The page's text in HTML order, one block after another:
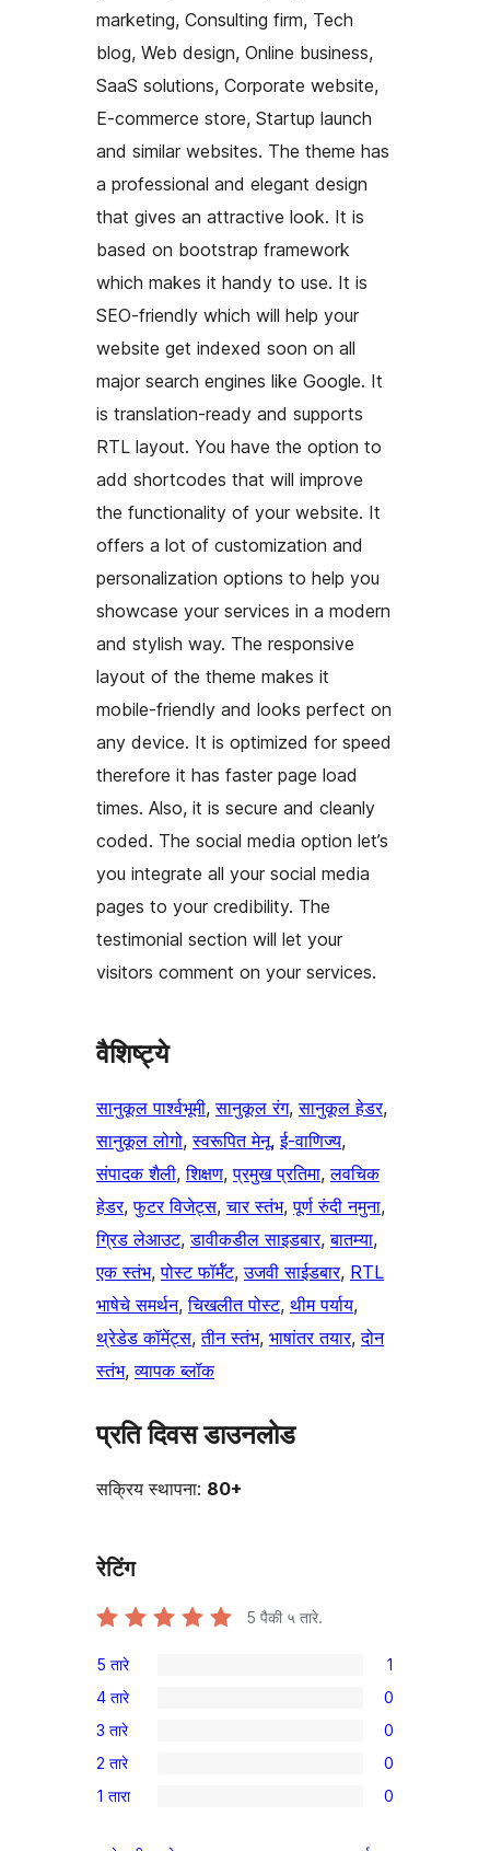
marketing, Consulting firm, Tech
blog, Web design, Online business,
SaaS solutions, Corporate website,
E-commerce store, Startup launch
and similar websites. The theme has
a professional and elegant design
that gives an attractive look. It is
based on bootstrap framework
which makes it handy to use. It is
SEO-friendly which will help your
website get indexed soon on all
major search engines like Google. It
is translation-ready and supports
RTL layout. You have the option to
add shortcodes that will improve
the functionality of your website. It
offers a lot of customization and
personalization options to help you
showcase your services in a modern
and stylish way. The responsive
layout of the theme makes it
mobile-friendly and looks perfect on
any device. It is optimized for speed
therefore it has faster page load
times. Also, it is secure and cleanly
coded. The social media option let’s
you integrate all your social media
pages to your credibility. The
testimonial section will let your
visitors comment on your services.
वैशिष्ट्ये
सानुकूल पार्श्वभूमी, सानुकूल रंग, सानुकूल हेडर
सानुकूल लोगो, स्वरूपित मेनू, ई-वाणिज्य
संपादक शैली, शिक्षण, प्रमुख प्रतिमा, लवचिक
हेडर, फुटर विजेट्स, चार स्तंभ, पूर्ण रुंदी नमुना
ग्रिड लेआउट, डावीकडील साइडबार, बातम्या
एक स्तंभ, पोस्ट फॉर्मॅट, उजवी साईडबार, RTL
भाषेचे समर्थन, चिखलीत पोस्ट, थीम पर्याय
थ्रेडेड कॉमेंट्स, तीन स्तंभ, भाषांतर तयार, दोन
स्तंभ, व्यापक ब्लॉक
प्रति दिवस डाउनलोड
सक्रिय स्थापना: 80+
रेटिंग
5 पैकी ५ तारे.
1
5-
तारांकित
पुनरावलोकन
5 तारे 1
0
4-
तारांकित
परीक्षणे
4 तारे 0
0
3-
तारांकित
3 तारे 0
0
2-
2 तारे 0
0
1 तारा 0